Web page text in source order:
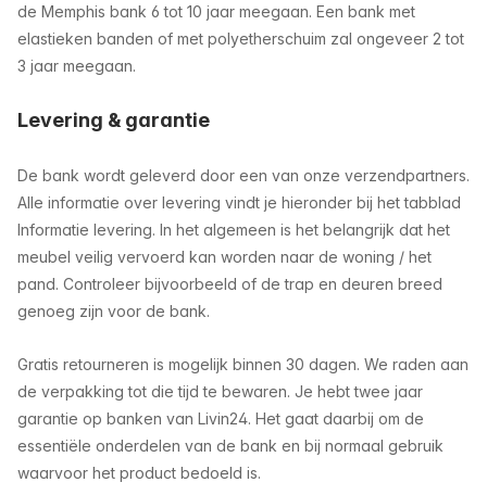
de Memphis bank 6 tot 10 jaar meegaan. Een bank met
elastieken banden of met polyetherschuim zal ongeveer 2 tot
3 jaar meegaan.
Levering & garantie
De bank wordt geleverd door een van onze verzendpartners.
Alle informatie over levering vindt je hieronder bij het tabblad
Informatie levering. In het algemeen is het belangrijk dat het
meubel veilig vervoerd kan worden naar de woning / het
pand. Controleer bijvoorbeeld of de trap en deuren breed
genoeg zijn voor de bank.
Gratis retourneren is mogelijk binnen 30 dagen. We raden aan
de verpakking tot die tijd te bewaren. Je hebt twee jaar
garantie op banken van Livin24. Het gaat daarbij om de
essentiële onderdelen van de bank en bij normaal gebruik
waarvoor het product bedoeld is.